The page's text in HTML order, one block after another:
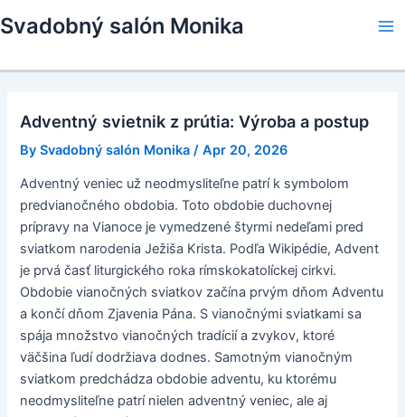
to
Svadobný salón Monika
Adventný svietnik z prútia: Výroba a postup
BySvadobný salón Monika /Apr 20, 2026
Adventný veniec už neodmysliteľne patrí k symbolom
predvianočného obdobia. Toto obdobie duchovnej
prípravy na Vianoce je vymedzené štyrmi nedeľami pred
sviatkom narodenia Ježiša Krista. Podľa Wikipédie, Advent
je prvá časť liturgického roka rímskokatolíckej cirkvi.
Obdobie vianočných sviatkov začína prvým dňom Adventu
a končí dňom Zjavenia Pána. S vianočnými sviatkami sa
spája množstvo vianočných tradícií a zvykov, ktoré
väčšina ľudí dodržiava dodnes. Samotným vianočným
sviatkom predchádza obdobie adventu, ku ktorému
neodmysliteľne patrí nielen adventný veniec, ale aj